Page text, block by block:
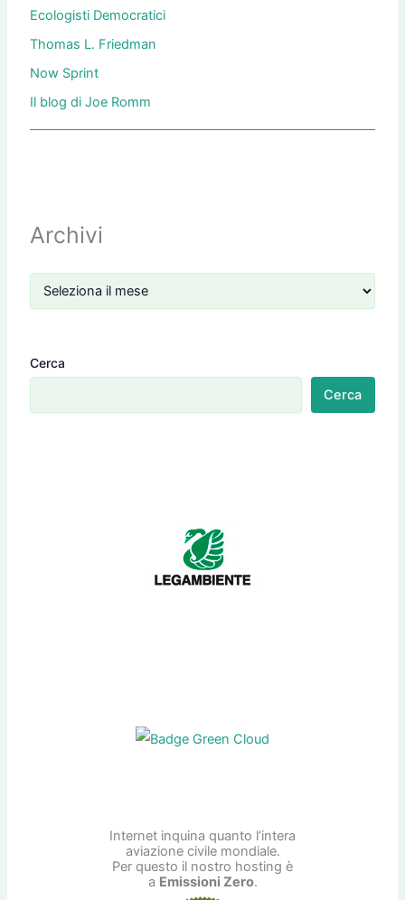
Ecologisti Democratici
Thomas L. Friedman
Now Sprint
Il blog di Joe Romm
Archivi
Cerca
Cerca
Internet inquina quanto l’intera
aviazione civile mondiale.
Per questo il nostro hosting è
a Emissioni Zero.